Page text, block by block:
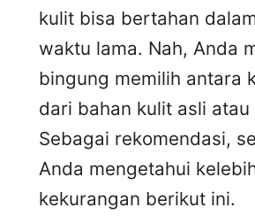
kulit bisa bertahan
waktu lama. Nah, Anda
bingung memilih antara
dari bahan kulit asli atau
Sebagai rekomendasi,
Anda mengetahui
kekurangan berikut ini.